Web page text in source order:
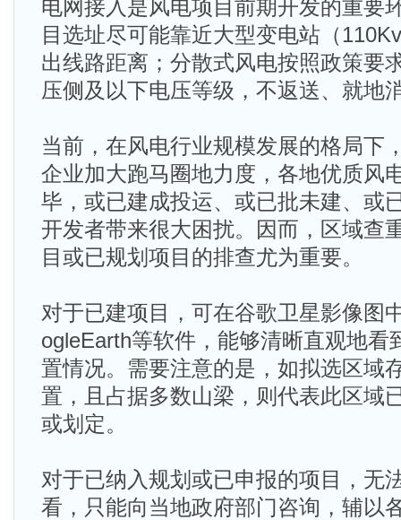
电网接入是风电项目前期开发的重要
目选址尽可能靠近大型变电站（
出线路距离；分散式风电按照政策要
压侧及以下电压等级，不返送、就地
当前，在风电行业规模发展的格局下
企业加大跑马圈地力度，各地优质风
毕，或已建成投运、或已批未建、或
开发者带来很大困扰。因而，区域查
目或已规划项目的排查尤为重要。
对于已建项目，可在谷歌卫星影像图
ogleEarth等软件，能够清晰直观地看
置情况。需要注意的是，如拟选区域
置，且占据多数山梁，则代表此区域
或划定。
对于已纳入规划或已申报的项目，无
看，只能向当地政府部门咨询，辅以